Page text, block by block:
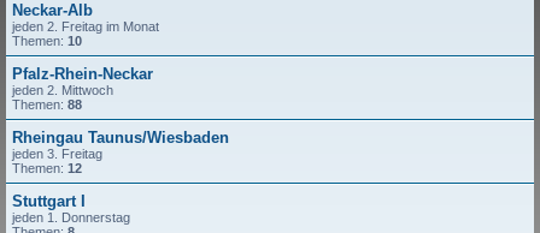
Neckar-Alb
jeden 2. Freitag im Monat
Themen: 10
Pfalz-Rhein-Neckar
jeden 2. Mittwoch
Themen: 88
Rheingau Taunus/Wiesbaden
jeden 3. Freitag
Themen: 12
Stuttgart I
jeden 1. Donnerstag